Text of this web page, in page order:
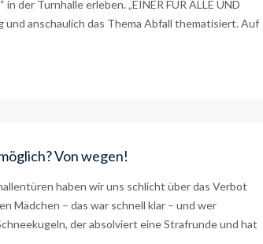
der Turnhalle erleben. „EINER FÜR ALLE UND
und anschaulich das Thema Abfall thematisiert. Auf
Von wegen!
haben wir uns schlicht über das Verbot
Mädchen – das war schnell klar – und wer
der absolviert eine Strafrunde und hat